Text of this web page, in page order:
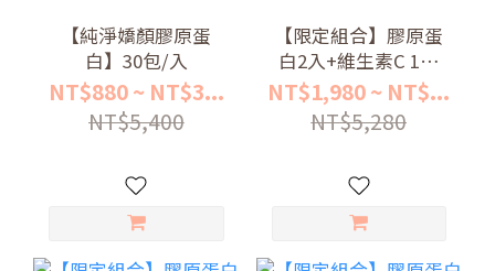
【純淨嬌顏膠原蛋
白】30包/入
NT$880 ~ NT$3...
NT$5,400
【限定組合】膠原蛋
白2入+維生素C 1入
(檸檬)
NT$1,980 ~ NT$...
NT$5,280